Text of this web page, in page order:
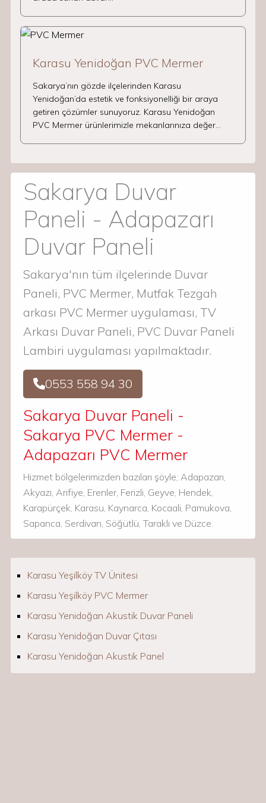
Karasu Yenidoğan PVC Mermer
Sakarya’nın gözde ilçelerinden Karasu
Yenidoğan’da estetik ve fonksiyonelliği bir araya
getiren çözümler sunuyoruz. Karasu Yenidoğan
PVC Mermer ürünlerimizle mekanlarınıza değer…
Sakarya Duvar
Paneli - Adapazarı
Duvar Paneli
Sakarya'nın tüm ilçelerinde Duvar
Paneli, PVC Mermer, Mutfak Tezgah
arkası PVC Mermer uygulaması, TV
Arkası Duvar Paneli, PVC Duvar Paneli
Lambiri uygulaması yapılmaktadır.
0553 558 94 30
Sakarya Duvar Paneli -
Sakarya PVC Mermer -
Adapazarı PVC Mermer
Hizmet bölgelerimizden bazıları şöyle; Adapazarı,
Akyazı, Arifiye, Erenler, Ferizli, Geyve, Hendek,
Karapürçek, Karasu, Kaynarca, Kocaali, Pamukova,
Sapanca, Serdivan, Söğütlü, Taraklı ve Düzce.
Karasu Yeşilköy TV Ünitesi
Karasu Yeşilköy PVC Mermer
Karasu Yenidoğan Akustik Duvar Paneli
Karasu Yenidoğan Duvar Çıtası
Karasu Yenidoğan Akustik Panel